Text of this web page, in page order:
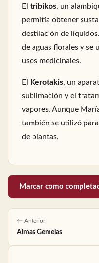
El tribikos, un
permitía obtener
destilación de
de aguas florales y se
usos medicinales.
El Kerotakis, un
sublimación y el
vapores. Aunque
también se utilizó
de plantas.
Marcar como
← Anterior
Almas Gemelas